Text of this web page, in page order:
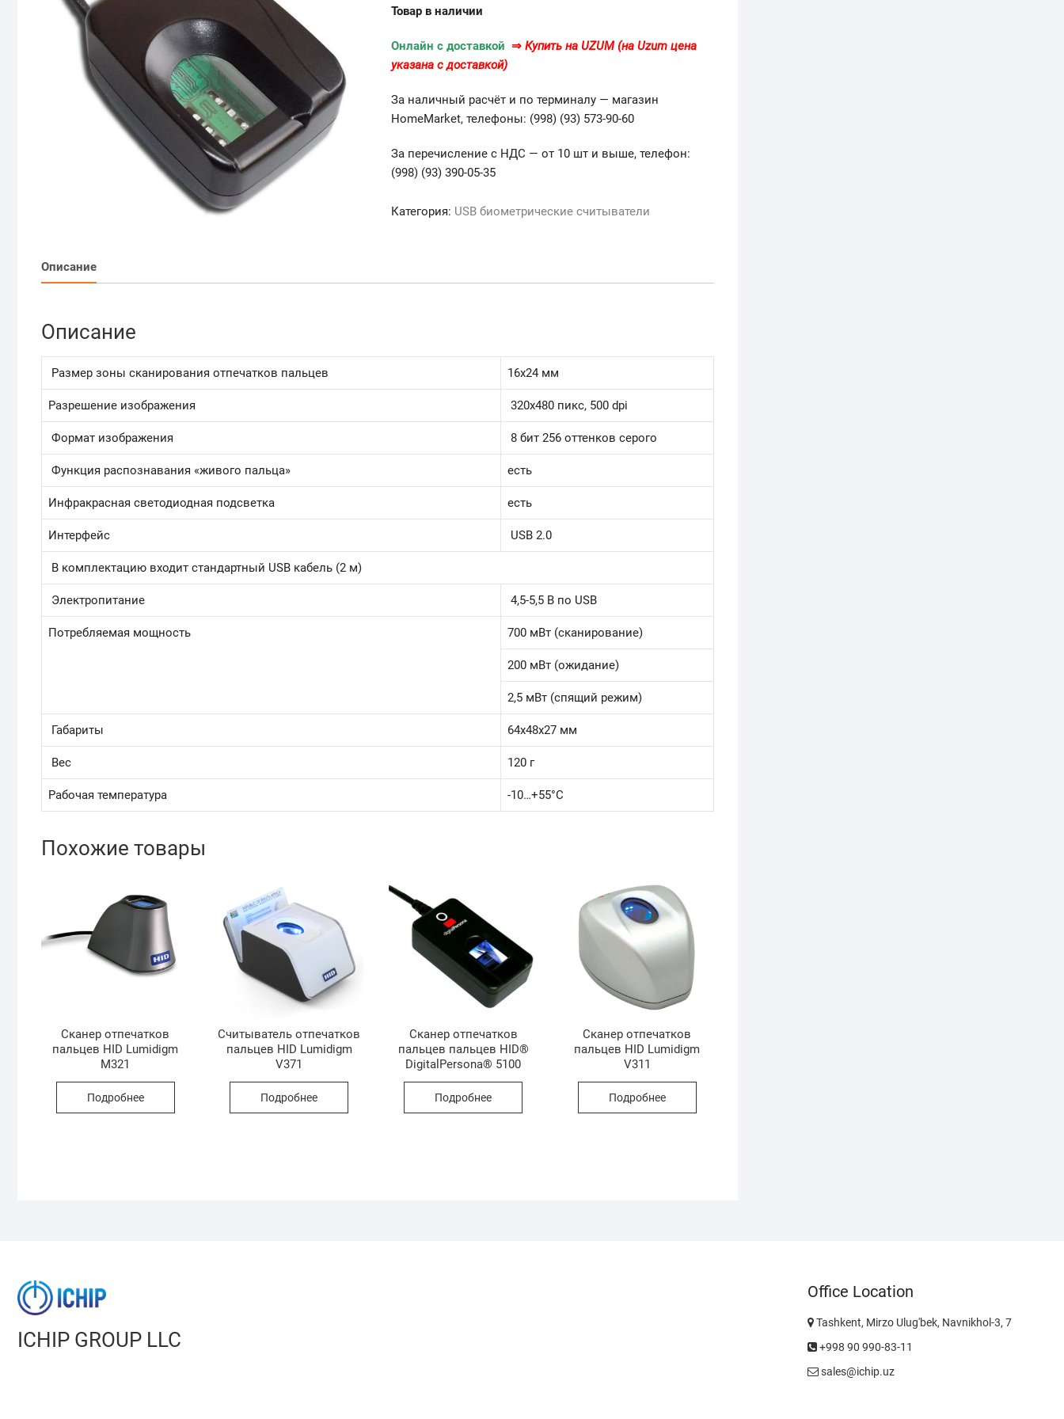
Товар в наличии
Онлайн с доставкой ⇒ Купить на UZUM (на Uzum цена
указана с доставкой)
За наличный расчёт и по терминалу — магазин
HomeMarket, телефоны: (998) (93) 573-90-60
За перечисление с НДС — от 10 шт и выше, телефон:
(998) (93) 390-05-35
Категория: USB биометрические считыватели
Описание
Описание
Размер зоны сканирования отпечатков пальцев 16х24 мм
Разрешение изображения 320х480 пикс, 500 dpi
Формат изображения 8 бит 256 оттенков серого
Функция распознавания «живого пальца» есть
Инфракрасная светодиодная подсветка есть
Интерфейс USB 2.0
В комплектацию входит стандартный USB кабель (2 м)
Электропитание 4,5-5,5 В по USB
Потребляемая мощность 700 мВт (сканирование)
200 мВт (ожидание)
2,5 мВт (спящий режим)
Габариты 64х48х27 мм
Вес 120 г
Рабочая температура -10…+55°С
Похожие товары
Сканер отпечатков
пальцев HID Lumidigm
M321
Подробнее
Считыватель отпечатков
пальцев HID Lumidigm
V371
Подробнее
Сканер отпечатков
пальцев пальцев HID®
DigitalPersona® 5100
Подробнее
Сканер отпечатков
пальцев HID Lumidigm
V311
Подробнее
ICHIP GROUP LLC
Office Location
Tashkent, Mirzo Ulug'bek, Navnikhol-3, 7
+998 90 990-83-11
sales@ichip.uz